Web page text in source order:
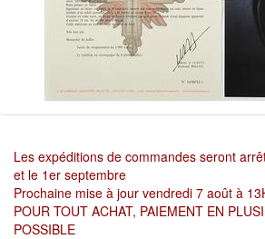
Les expéditions de commandes seront
et le 1er septembre
Prochaine mise à jour vendredi 7 août à
POUR TOUT ACHAT, PAIEMENT EN
POSSIBLE